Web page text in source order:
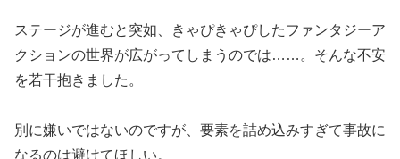
ステージが進むと突如、きゃぴきゃぴしたファンタジーア
クションの世界が広がってしまうのでは……。そんな不安
を若干抱きました。
別に嫌いではないのですが、要素を詰め込みすぎて事故に
なるのは避けてほしい。